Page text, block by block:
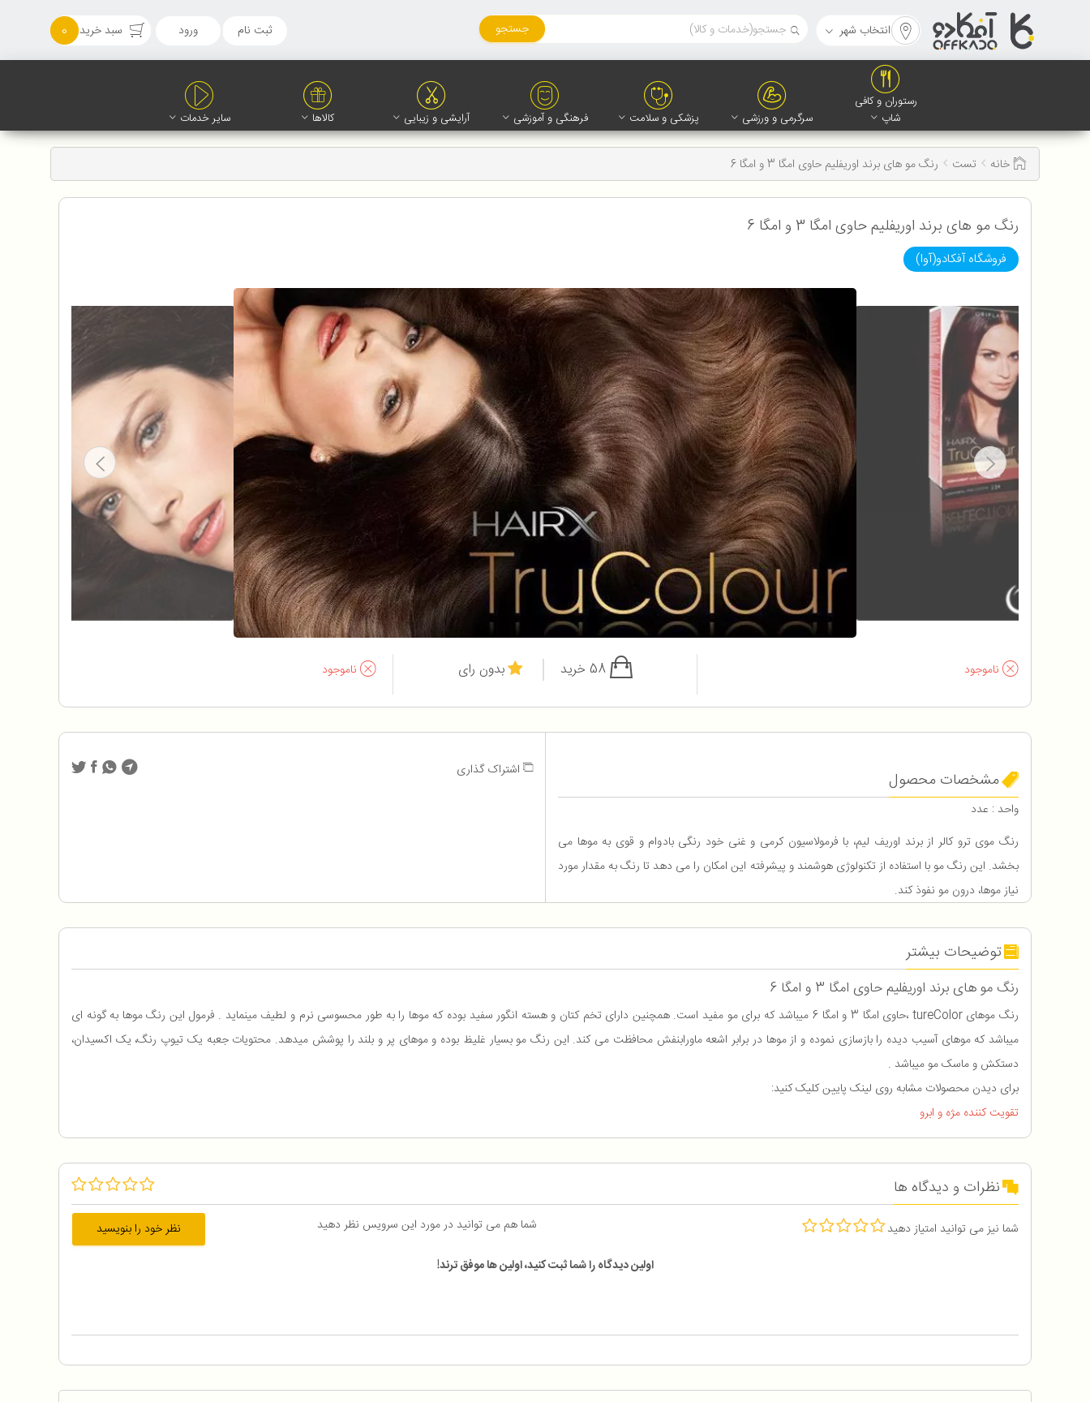
انتخاب شهر جستجو ثبت نام ورود سبد خرید 0
رستوران و کافی
شاپ
سرگرمی و ورزشی پزشکی و سلامت فرهنگی و آموزشی آرایشی و زیبایی کالاها سایر خدمات
خانه تست رنگ مو های برند اوریفلیم حاوی امگا 3 و امگا 6
رنگ مو های برند اوریفلیم حاوی امگا 3 و امگا 6
فروشگاه آفکادو(آوا)
ناموجود 58 خرید بدون رای ناموجود
مشخصات محصول
واحد : عدد
رنگ موی ترو کالر از برند اوریف لیم، با فرمولاسیون کرمی و غنی خود رنگی بادوام و قوی به موها می
بخشد. این رنگ مو با استفاده از تکنولوژی هوشمند و پیشرفته این امکان را می دهد تا رنگ به مقدار مورد
نیاز موها، درون مو نفوذ کند.
اشتراک گذاری
توضیحات بیشتر
رنگ مو های برند اوریفلیم حاوی امگا 3 و امگا 6
رنگ موهای tureColor ،حاوی امگا 3 و امگا 6 میباشد که برای مو مفید است. همچنین دارای تخم کتان و هسته انگور سفید بوده که موها را به طور محسوسی نرم و لطیف مینماید . فرمول این رنگ موها به گونه ای
میباشد که موهای آسیب دیده را بازسازی نموده و از موها در برابر اشعه ماورابنفش محافظت می کند. این رنگ مو بسیار غلیظ بوده و موهای پر و بلند را پوشش میدهد. محتویات جعبه یک تیوپ رنگ، یک اکسیدان،
دستکش و ماسک مو میباشد .
برای دیدن محصولات مشابه روی لینک پایین کلیک کنید:
تقویت کننده مژه و ابرو
نظرات و دیدگاه ها
شما نیز می توانید امتیاز دهید شما هم می توانید در مورد این سرویس نظر دهید
نظر خود را بنویسید
اولین دیدگاه را شما ثبت کنید، اولین ها موفق ترند!